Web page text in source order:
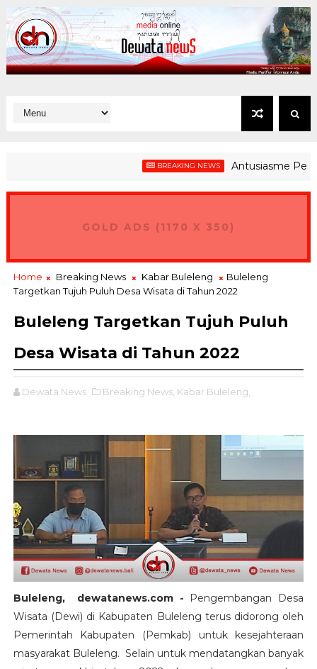
BREAKING NEWS Antusiasme Peserta
GOLD ADS (1170 X 350)
Home Breaking News Kabar Buleleng
Buleleng
Targetkan Tujuh Puluh Desa Wisata di Tahun 2022
Buleleng Targetkan Tujuh Puluh
Desa Wisata di Tahun 2022
Dewata News Breaking News, Kabar Buleleng,
Buleleng, dewatanews.com - Pengembangan Desa
Wisata (Dewi) di Kabupaten Buleleng terus didorong oleh
Pemerintah Kabupaten (Pemkab) untuk kesejahteraan
masyarakat Buleleng. Selain untuk mendatangkan banyak